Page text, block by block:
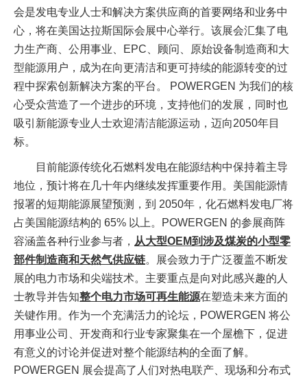
会是发电专业人士和解决方案供应商的首要网络和业务中
心 ， 将在美国达拉斯国际会展中心举行。该展会汇集了电
力生产商、公用事业、
EPC 、顾问、原始设备制造商和大
型能源用户，成为在向更清洁和更可持续的能源转变的过
程中探索创新解决方案的平台。
POWERGEN 为我们的核
心受众营造了一个进步的环境，支持他们的发展，同时也
吸引新能源专业人士欢迎清洁能源运动，迈向2050年目
标。
目前能源传统化石燃料发电在能源结构中保持着主导
地位，预计将在几十年内继续发挥重要作用。美国能源情
报署的短期能源展望预测，到 2050年，化石燃料发电厂将
占美国能源结构的 65% 以上。 POWERGEN 的参展商阵
容涵盖各种行业参与者， 从大型OEM到涉及煤炭的小型零
部件制造商和天然气供应链。展会致力于广泛覆盖不断发
展的电力市场和尖端技术。主要重点是向对此感兴趣的人
士教导并告知整个电力市场可再生能源在塑造未来方面的
关键作用。作为一个充满活力的论坛， POWERGEN 将公
用事业公司、开发商和行业专家聚集在一个屋檐下，促进
有意义的讨论并促进对整个能源结构的全面了解。
POWERGEN 展会提高了人们对热电联产、现场和分布式